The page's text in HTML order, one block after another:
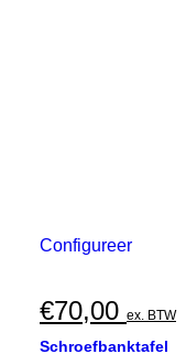
Configureer
€70,00 ex. BTW
Schroefbanktafel